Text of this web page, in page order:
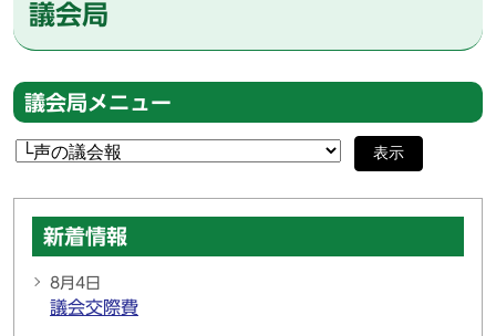
議会局
議会局メニュー
表示
新着情報
8月4日
議会交際費